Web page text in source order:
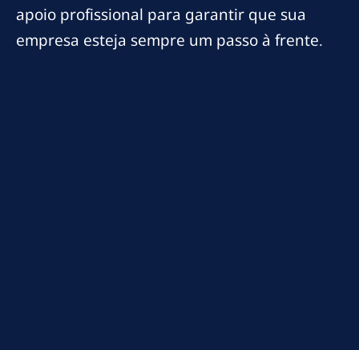
apoio profissional para garantir que sua
empresa esteja sempre um passo à frente.